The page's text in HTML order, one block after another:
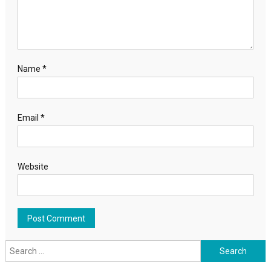
Name *
Email *
Website
Search for: